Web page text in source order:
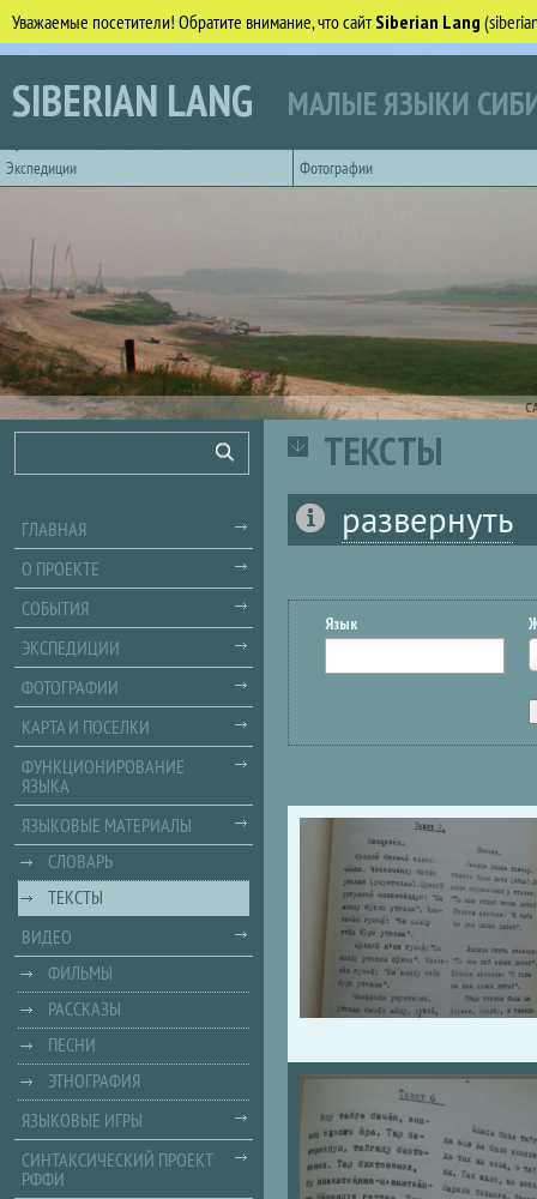
Уважаемые посетители! Обратите внимание, что сайтSiberian Lang
Перейти к основному содержанию
SIBERIAN LANG МАЛЫЕ ЯЗЫКИ
Экспедиции
Фотографии
ТЕКСТЫ
развернуть
Язык
Поиск
ГЛАВНАЯ
О ПРОЕКТЕ
СОБЫТИЯ
ЭКСПЕДИЦИИ
ФОТОГРАФИИ
КАРТА И ПОСЕЛКИ
ФУНКЦИОНИРОВАНИЕ
ЯЗЫКА
ЯЗЫКОВЫЕ МАТЕРИАЛЫ
СЛОВАРЬ
ТЕКСТЫ
ВИДЕО
ФИЛЬМЫ
РАССКАЗЫ
ПЕСНИ
ЭТНОГРАФИЯ
ЯЗЫКОВЫЕ ИГРЫ
СИНТАКСИЧЕСКИЙ ПРОЕКТ
РФФИ